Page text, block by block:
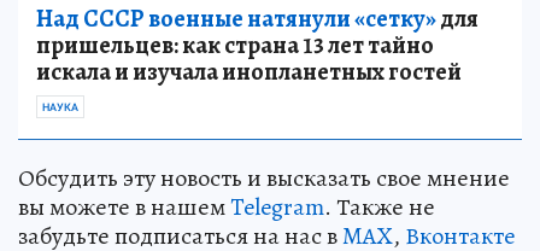
Над СССР военные натянули «сетку»для
пришельцев: как страна 13 лет тайно
искала и изучала инопланетных гостей
НАУКА
Обсудить эту новость и высказать свое мнение
вы можете в нашемTelegram. Также не
забудьте подписаться на нас вMAX, Вконтакте